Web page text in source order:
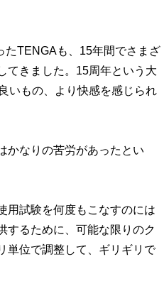
たTENGAも、15年間でさまざ
てきました。15周年という大
いもの、より快感を感じられ
かなりの苦労があったとい
用試験を何度もこなすのには
するために、可能な限りのク
単位で調整して、ギリギリで